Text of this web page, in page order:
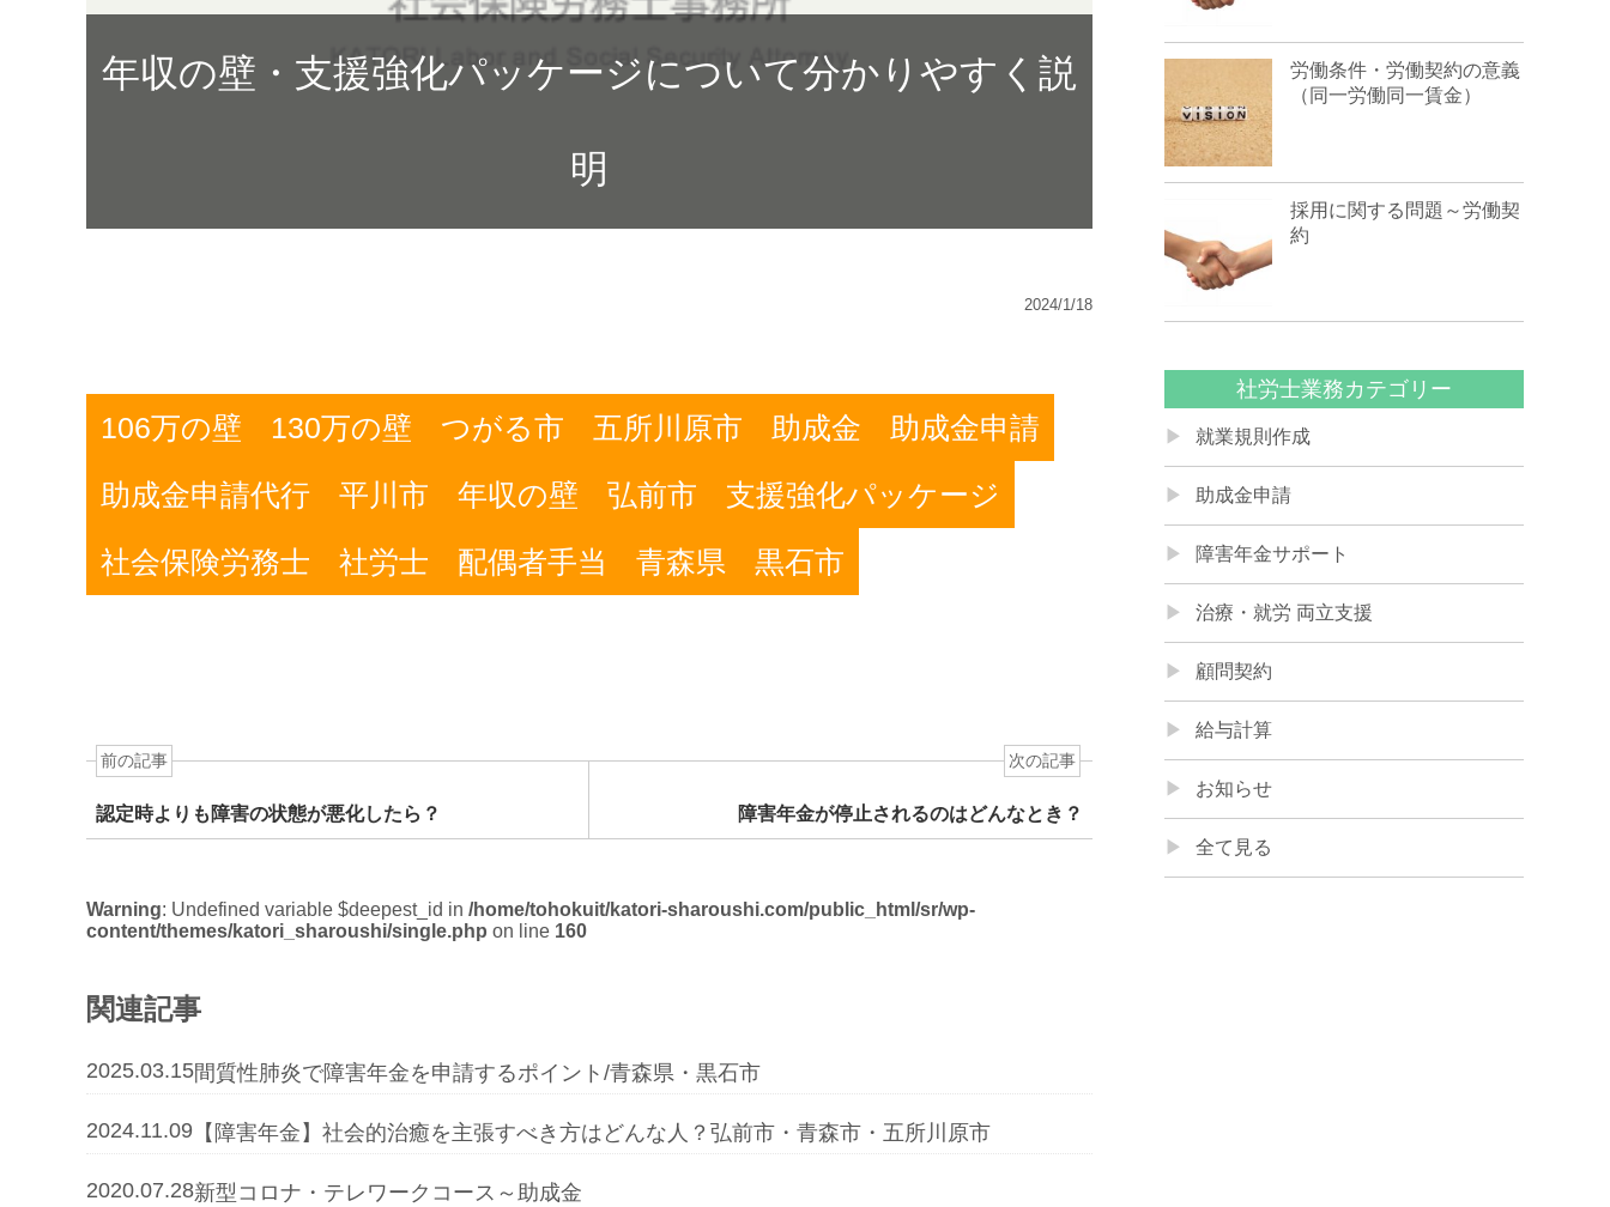
年収の壁・支援強化パッケージについて分かりやすく説
明
2024/1/18
106万の壁 130万の壁 つがる市 五所川原市 助成金
助成金申請
助成金申請代行
平川市 年収の壁 弘前市
支援強化パッケージ
社会保険労務士
社労士 配偶者手当 青森県 黒石市
前の記事
認定時よりも障害の状態が悪化したら？
次の記事
障害年金が停止されるのはどんなとき？
Warning: Undefined variable $deepest_id in /home/tohokuit/katori-sharoushi.com/public_html/sr/wp-
content/themes/katori_sharoushi/single.php on line 160
関連記事
2025.03.15間質性肺炎で障害年金を申請するポイント/青森県・黒石市
2024.11.09 【障害年金】社会的治癒を主張すべき方はどんな人？弘前市・青森市・五所川原市
2020.07.28新型コロナ・テレワークコース～助成金
労働条件・労働契約の意義
（同一労働同一賃金）
採用に関する問題～労働契
約
社労士業務カテゴリー
就業規則作成
助成金申請
障害年金サポート
治療・就労 両立支援
顧問契約
給与計算
お知らせ
全て見る